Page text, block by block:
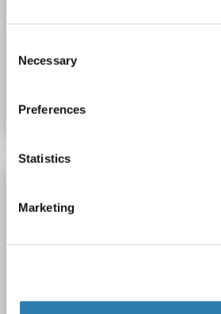
Selection
Necessary
Preferences
Statistics
Marketing
N° du produit ABIN7433996
KLF5 Reactivité: Humain